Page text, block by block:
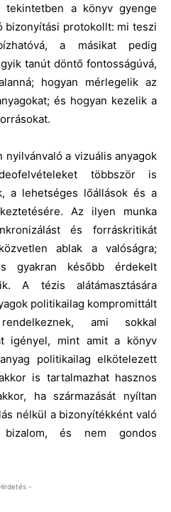
a könyv gyenge
bizonyítási protokollt: mi teszi
a másikat pedig
tanút döntő fontosságúvá,
hogyan mérlegelik az
és hogyan kezelik a
nyilvánvaló a vizuális anyagok
többször is
a lehetséges lőállások és a
Az ilyen munka
és forráskritikát
ablak a valóságra;
gyakran később érdekelt
A tézis alátámasztására
politikailag kompromittált
ami sokkal
igényel, mint amit a könyv
politikailag elkötelezett
is tartalmazhat hasznos
ha származását nyíltan
nélkül a bizonyítékként való
bizalom, és nem gondos
-